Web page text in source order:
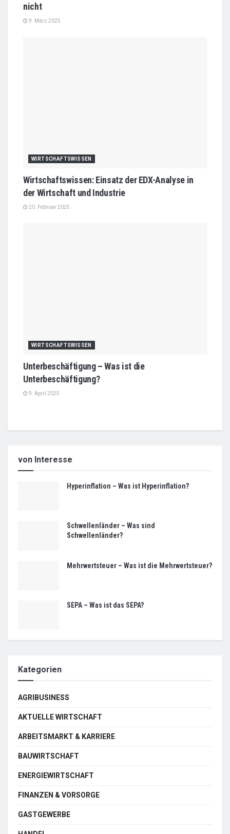
nicht
9. März 2025
WIRTSCHAFTSWISSEN
Wirtschaftswissen: Einsatz der EDX-Analyse in
der Wirtschaft und Industrie
20. Februar 2025
WIRTSCHAFTSWISSEN
Unterbeschäftigung – Was ist die
Unterbeschäftigung?
9. April 2025
von Interesse
Hyperinflation – Was ist Hyperinflation?
Schwellenländer – Was sind
Schwellenländer?
Mehrwertsteuer – Was ist die Mehrwertsteuer?
SEPA – Was ist das SEPA?
Kategorien
AGRIBUSINESS
AKTUELLE WIRTSCHAFT
ARBEITSMARKT & KARRIERE
BAUWIRTSCHAFT
ENERGIEWIRTSCHAFT
FINANZEN & VORSORGE
GASTGEWERBE